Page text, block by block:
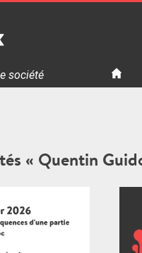
de jeux de société
société
« Quentin